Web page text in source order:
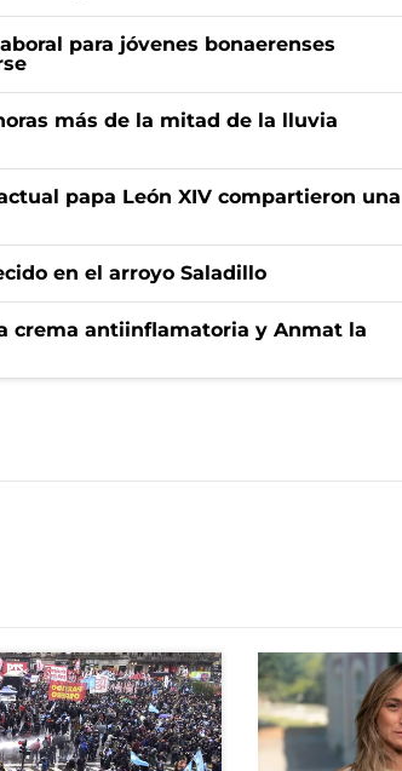
para jóvenes bonaerenses
más de la mitad de la lluvia
papa León XIV compartieron una
en el arroyo Saladillo
crema antiinflamatoria y Anmat la